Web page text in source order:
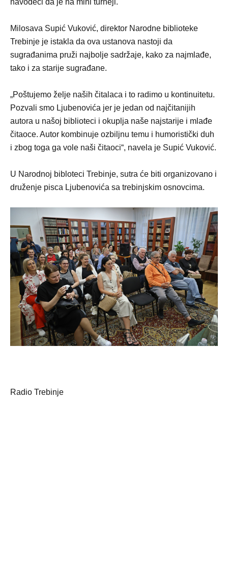
navodeći da je na mini turneji.
Milosava Supić Vuković, direktor Narodne biblioteke
Trebinje je istakla da ova ustanova nastoji da
sugrađanima pruži najbolje sadržaje, kako za najmlađe,
tako i za starije sugrađane.
„Poštujemo želje naših čitalaca i to radimo u kontinuitetu.
Pozvali smo Ljubenovića jer je jedan od najčitanijih
autora u našoj biblioteci i okuplja naše najstarije i mlađe
čitaoce. Autor kombinuje ozbiljnu temu i humoristički duh
i zbog toga ga vole naši čitaoci“, navela je Supić Vuković.
U Narodnoj bibloteci Trebinje, sutra će biti organizovano i
druženje pisca Ljubenovića sa trebinjskim osnovcima.
Radio Trebinje